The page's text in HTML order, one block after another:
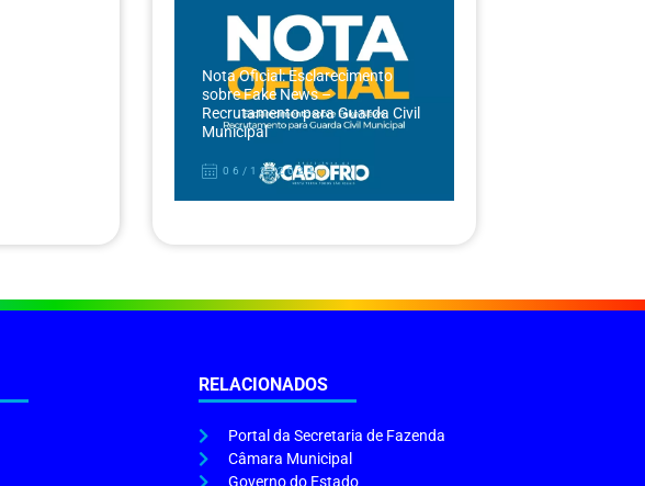
Nota Oficial: Esclarecimento
sobre Fake News –
Recrutamento para Guarda Civil
Municipal
06/12/2024
RELACIONADOS
Portal da Secretaria de Fazenda
Câmara Municipal
Governo do Estado